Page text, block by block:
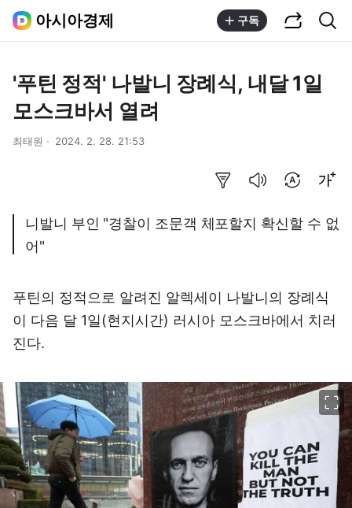
아시아경제 구독
'푸틴 정적' 나발니 장례식, 내달 1일
모스크바서 열려
최태원 2024. 2. 28. 21:53
니발니 부인 "경찰이 조문객 체포할지 확신할 수 없
어"
푸틴의 정적으로 알려진 알렉세이 나발니의 장례식
이 다음 달 1일(현지시간) 러시아 모스크바에서 치러
진다.